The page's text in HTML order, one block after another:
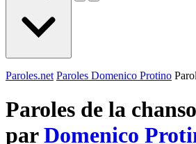
Paroles.net Paroles Domenico Protino
Paroles de la
parDomenico